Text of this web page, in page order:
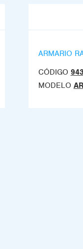
ARMARIO
CÓDIGO
MODELO